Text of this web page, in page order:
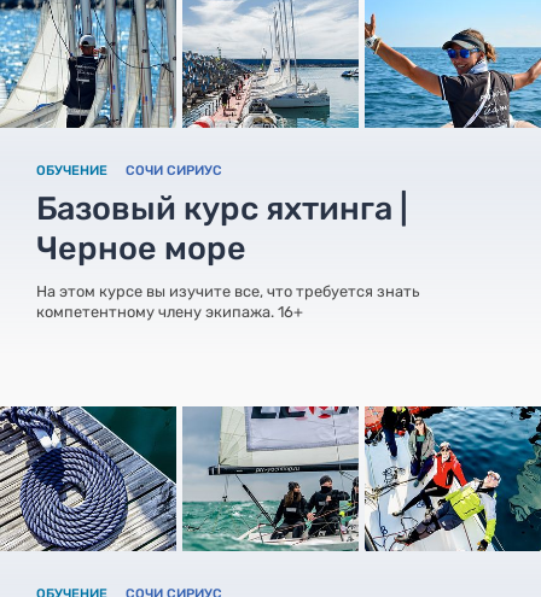
ОБУЧЕНИЕ СОЧИ СИРИУС
Базовый курс яхтинга |
Черное море
На этом курсе вы изучите все, что требуется знать
компетентному члену экипажа. 16+
ОБУЧЕНИЕ СОЧИ СИРИУС